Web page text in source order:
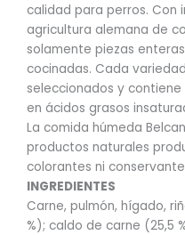
calidad para perros. Con
agricultura alemana de
solamente piezas
cocinadas. Cada
seleccionados y
en ácidos grasos
La comida húmeda
productos naturales
colorantes ni
INGREDIENTES
Carne, pulmón, hígado,
%); caldo de carne (25,5